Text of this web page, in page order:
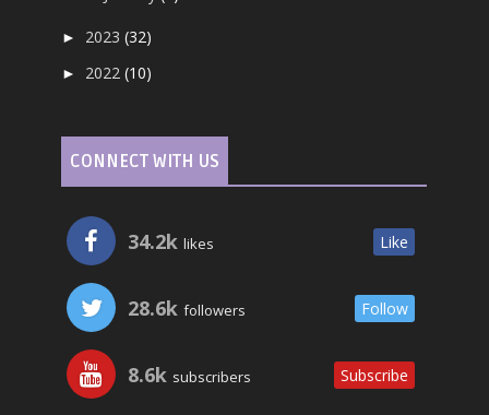
► 2023(32)
► 2022(10)
CONNECT WITH US
34.2k likes Like
28.6k followers Follow
8.6k subscribers Subscribe